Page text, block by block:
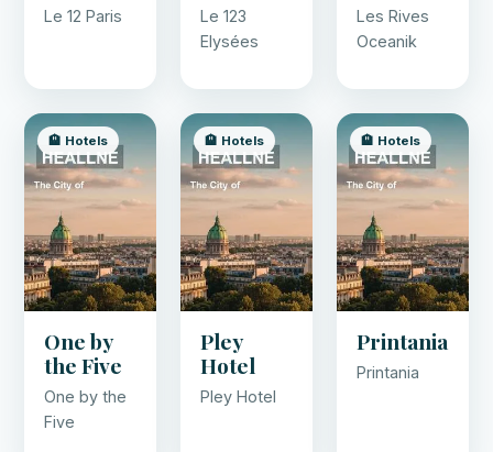
Le 12 Paris
Le 123
Elysées
Les Rives
Oceanik
🏨 Hotels
One by
the Five
One by the
Five
🏨 Hotels
Pley
Hotel
Pley Hotel
🏨 Hotels
Printania
Printania